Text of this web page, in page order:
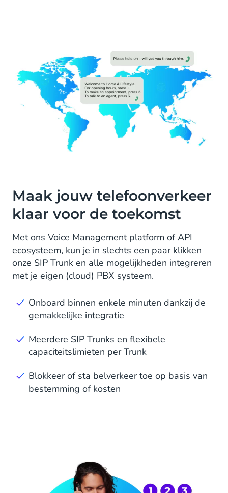
Maak jouw telefoonverkeer
klaar voor de toekomst
Met ons Voice Management platform of API
ecosysteem, kun je in slechts een paar klikken
onze SIP Trunk en alle mogelijkheden integreren
met je eigen (cloud) PBX systeem.
Onboard binnen enkele minuten dankzij de
gemakkelijke integratie
Meerdere SIP Trunks en flexibele
capaciteitslimieten per Trunk
Blokkeer of sta belverkeer toe op basis van
bestemming of kosten